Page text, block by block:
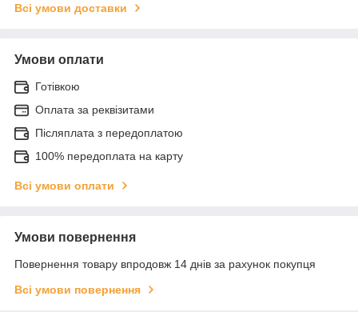
Всі умови доставки
Умови оплати
Готівкою
Оплата за реквізитами
Післяплата з передоплатою
100% передоплата на карту
Всі умови оплати
Умови повернення
Повернення товару впродовж 14 днів за рахунок покупця
Всі умови повернення